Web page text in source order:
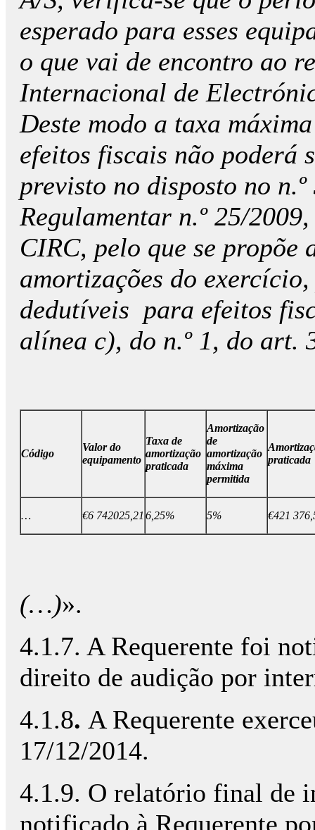
esperado para esses
o que vai de encontro ao
Internacional de
Deste modo a taxa
efeitos fiscais não poderá
previsto no disposto no
Regulamentar n.º 25/
CIRC, pelo que se propõe
amortizações do
dedutíveis para efeitos
alínea c), do n.º 1, do art.
Código
Valor do
equipamento
Taxa de
amortização
praticada
Amortização
de
amortização
máxima
permitida
praticada
… €6 742025,21 6,25% 5% €421
(…)».
4.1.7. A Requerente foi
direito de audição por
4.1.8. A Requerente
17/12/2014.
4.1.9. O relatório final de
notificado à Requerente